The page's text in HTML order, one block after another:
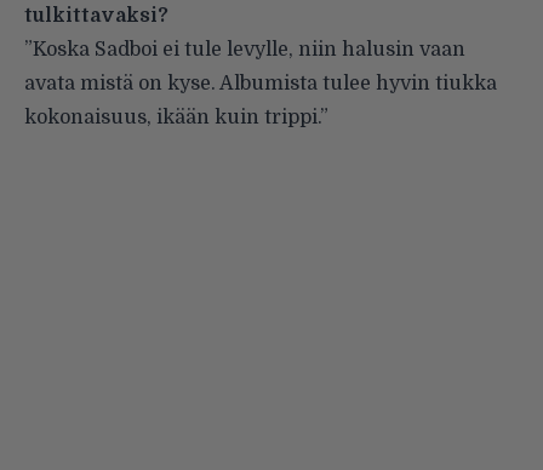
tulkittavaksi?
”Koska Sadboi ei tule levylle, niin halusin vaan
avata mistä on kyse. Albumista tulee hyvin tiukka
kokonaisuus, ikään kuin trippi.”